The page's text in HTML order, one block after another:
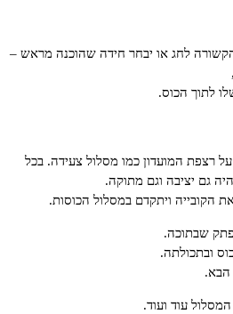
יבחר חידה שהוכנה מראש –
כמו מסלול צעידה. בכל
וגם מתוקה.
במסלול הכוסות.